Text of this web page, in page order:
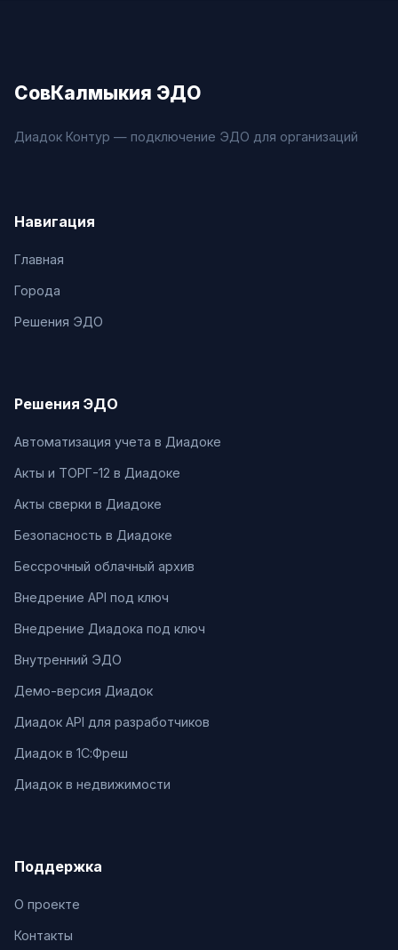
СовКалмыкия ЭДО
Диадок Контур — подключение ЭДО для организаций
Навигация
Главная
Города
Решения ЭДО
Решения ЭДО
Автоматизация учета в Диадоке
Акты и ТОРГ-12 в Диадоке
Акты сверки в Диадоке
Безопасность в Диадоке
Бессрочный облачный архив
Внедрение API под ключ
Внедрение Диадока под ключ
Внутренний ЭДО
Демо-версия Диадок
Диадок API для разработчиков
Диадок в 1С:Фреш
Диадок в недвижимости
Поддержка
О проекте
Контакты